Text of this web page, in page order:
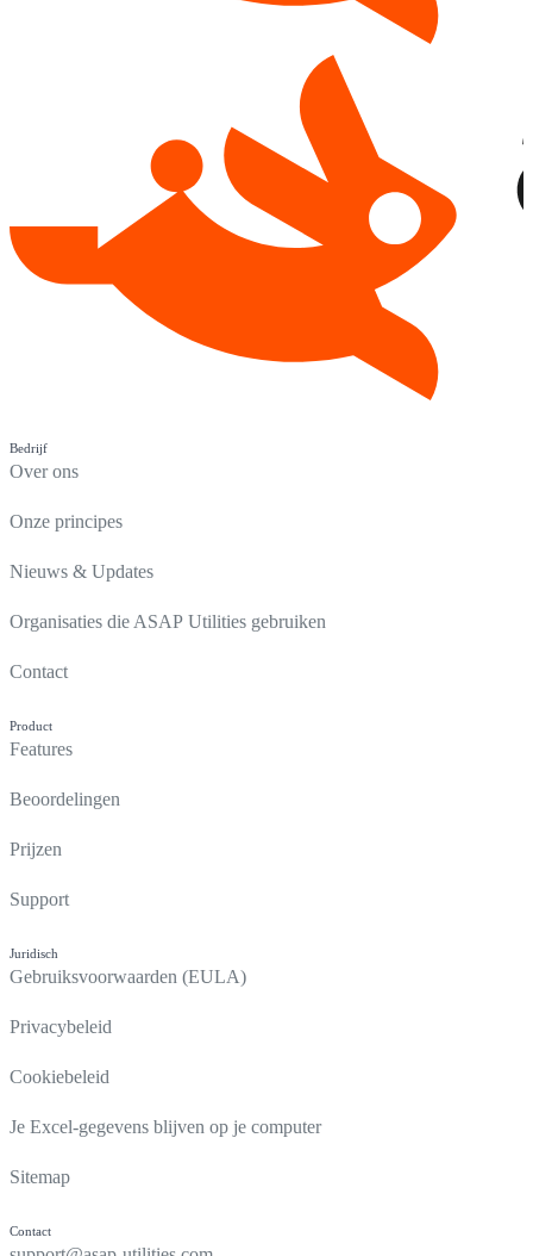
Bedrijf
Over ons
Onze principes
Nieuws & Updates
Organisaties die ASAP Utilities gebruiken
Contact
Product
Features
Beoordelingen
Prijzen
Support
Juridisch
Gebruiksvoorwaarden (EULA)
Privacybeleid
Cookiebeleid
Je Excel-gegevens blijven op je computer
Sitemap
Contact